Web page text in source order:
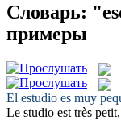
Словарь:
примеры
El estudio es muy
Le studio est très